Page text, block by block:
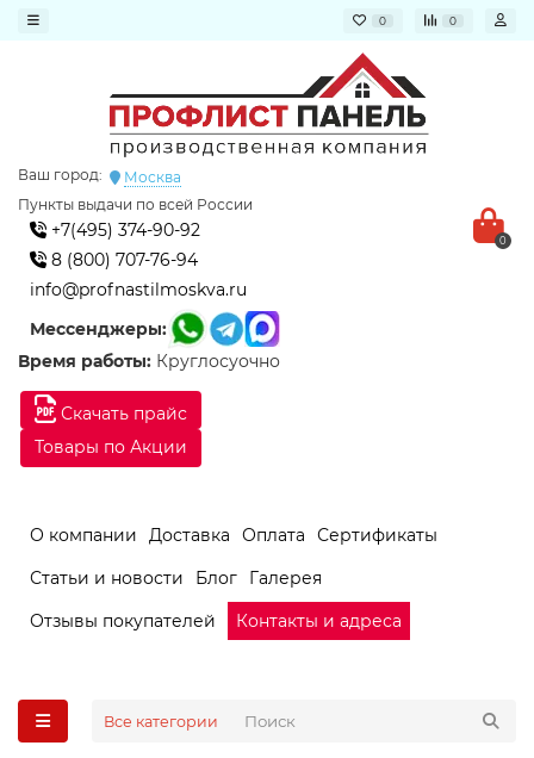
0 0
Скачать прайс
Товары по Акции
Ваш город:
Москва
Пункты выдачи по всей России
+7(495) 374-90-92
8 (800) 707-76-94
info@profnastilmoskva.ru
Мессенджеры:
Время работы: Круглосуочно
0
О компании Доставка Оплата
Сертификаты
Статьи и новости
Блог
Галерея
Отзывы покупателей
Контакты и адреса
Все категории